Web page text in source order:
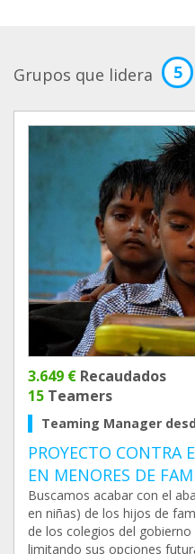
Grupos que lidera 5
3.649 € Recaudados
15 Teamers
Teaming Manager
PROYECTO CONTRA
EN MENORES DE
Buscamos acabar con el
en niñas) de los hijos de
de los colegios del
limitando sus opciones